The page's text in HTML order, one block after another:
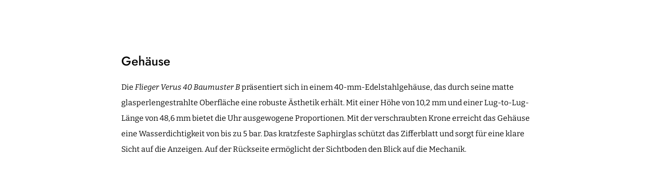
Gehäuse
Die Flieger Verus 40 Baumuster Bpräsentiert sich in einem 40-mm-Edelstahlgehäuse, das durch seine matte
glasperlengestrahlte Oberfläche eine robuste Ästhetik erhält. Mit einer Höhe von 10,2 mm und einer Lug-to-Lug-
Länge von 48,6 mm bietet die Uhr ausgewogene Proportionen. Mit der verschraubten Krone erreicht das Gehäuse
eine Wasserdichtigkeit von bis zu 5 bar. Das kratzfeste Saphirglas schützt das Zifferblatt und sorgt für eine klare
Sicht auf die Anzeigen. Auf der Rückseite ermöglicht der Sichtboden den Blick auf die Mechanik.